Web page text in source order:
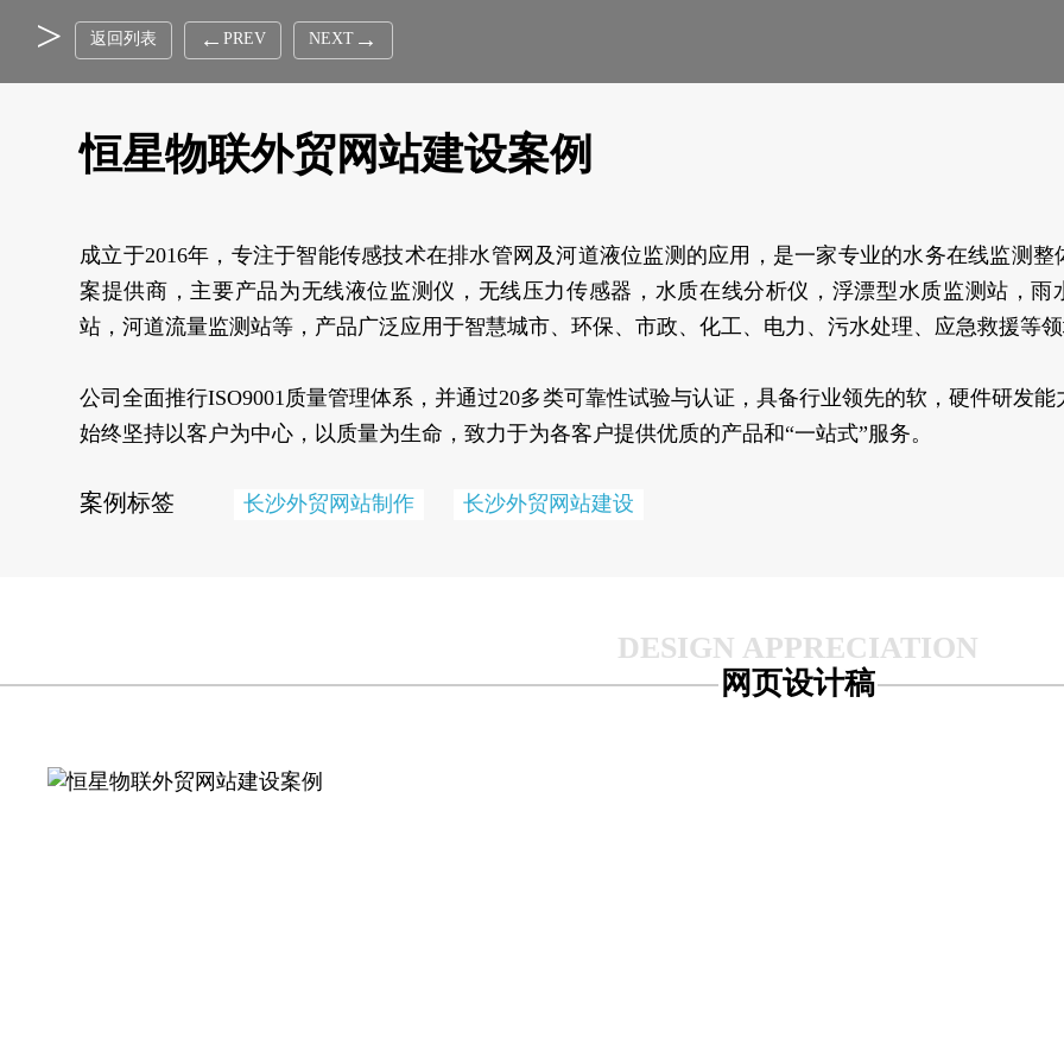
返回列表 PREV NEXT
恒星物联外贸网站建设案例
成立于2016年，专注于智能传感技术在排水管网及河道液位监测的应用，是一家专业的水务在线监测整
案提供商，主要产品为无线液位监测仪，无线压力传感器，水质在线分析仪，浮漂型水质监测站，雨
站，河道流量监测站等，产品广泛应用于智慧城市、环保、市政、化工、电力、污水处理、应急救援等
公司全面推行ISO9001质量管理体系，并通过20多类可靠性试验与认证，具备行业领先的软，硬件研发能
始终坚持以客户为中心，以质量为生命，致力于为各客户提供优质的产品和“一站式”服务。
案例标签 长沙外贸网站制作 长沙外贸网站建设
网页设计稿